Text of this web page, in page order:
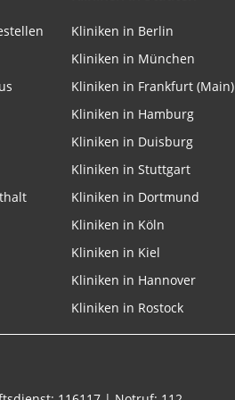
Kliniken in Berlin
Kliniken in München
Kliniken in Frankfurt (Main)
Kliniken in Hamburg
Kliniken in Duisburg
Kliniken in Stuttgart
Kliniken in Dortmund
Kliniken in Köln
Kliniken in Kiel
Kliniken in Hannover
Kliniken in Rostock